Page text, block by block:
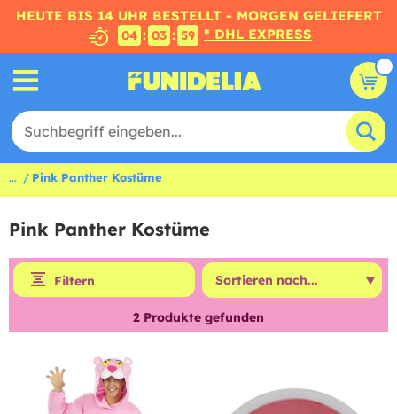
HEUTE BIS 14 UHR BESTELLT - MORGEN GELIEFERT
04 : 03 : 59 * DHL EXPRESS
... Pink Panther Kostüme
Pink Panther Kostüme
Filtern
2 Produkte gefunden